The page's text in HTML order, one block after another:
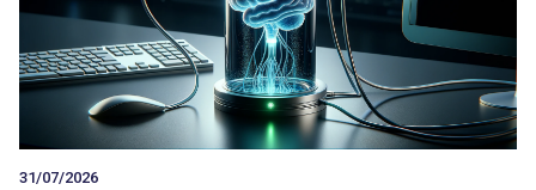
Tout sur le droit de l'innovation
31/07/2026